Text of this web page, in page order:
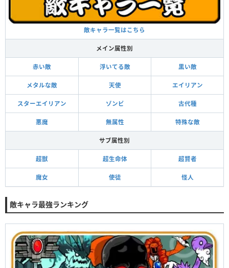
敵キャラ一覧はこちら
メイン属性別
赤い敵 浮いてる敵 黒い敵
メタルな敵 天使 エイリアン
スターエイリアン ゾンビ 古代種
悪魔 無属性 特殊な敵
サブ属性別
超獣 超生命体 超賢者
魔女 使徒 怪人
敵キャラ最強ランキング